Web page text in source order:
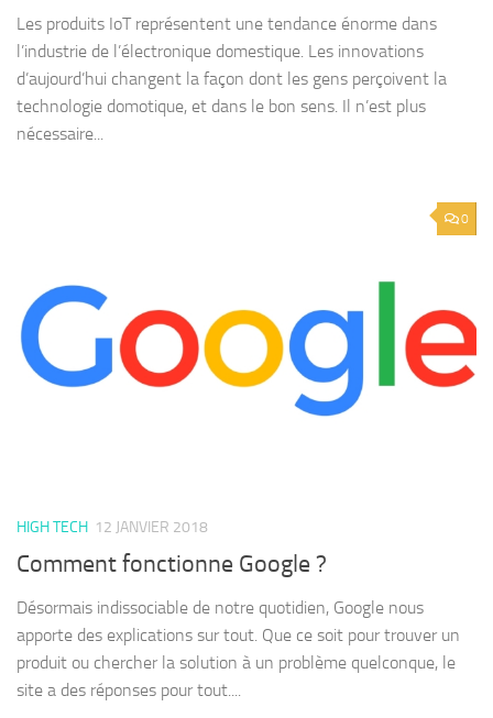
Les produits IoT représentent une tendance énorme dans
l’industrie de l’électronique domestique. Les innovations
d’aujourd’hui changent la façon dont les gens perçoivent la
technologie domotique, et dans le bon sens. Il n’est plus
nécessaire...
0
HIGH TECH 12 JANVIER 2018
Comment fonctionne Google ?
Désormais indissociable de notre quotidien, Google nous
apporte des explications sur tout. Que ce soit pour trouver un
produit ou chercher la solution à un problème quelconque, le
site a des réponses pour tout....